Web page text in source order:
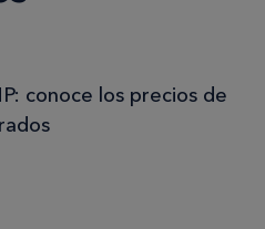
conoce los precios de